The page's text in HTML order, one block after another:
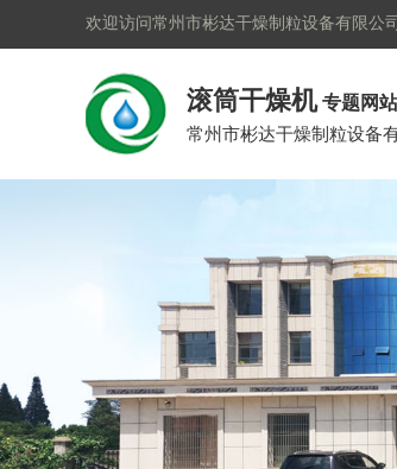
欢迎访问常州市彬达干燥制粒设备有限公
滚筒干燥机专题网站
常州市彬达干燥制粒设备